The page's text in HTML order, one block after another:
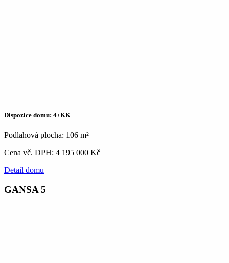
Dispozice domu: 4+KK
Podlahová plocha: 106 m²
Cena vč. DPH: 4 195 000 Kč
Detail domu
GANSA 5